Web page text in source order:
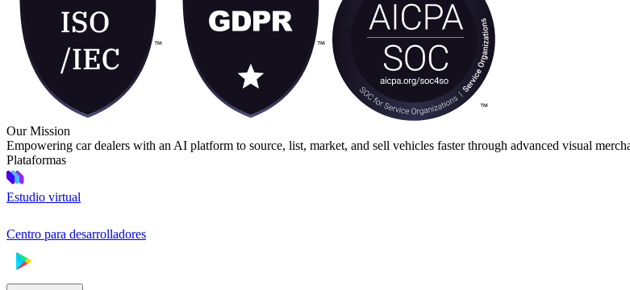
Our Mission
Empowering car dealers with an AI platform to source, list, market, and sell vehicles faster through advanced visual
Plataformas
Estudio virtual
Centro para desarrolladores